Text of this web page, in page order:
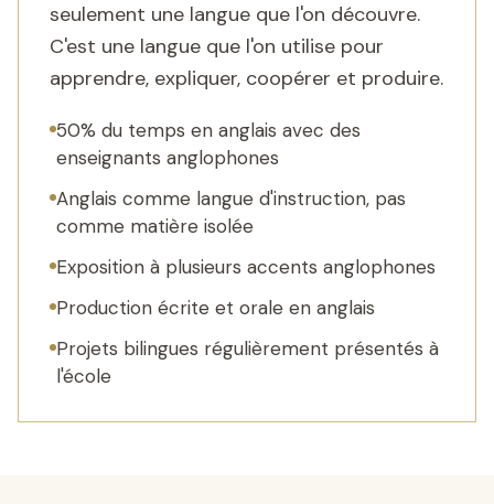
seulement une langue que l'on découvre.
C'est une langue que l'on utilise pour
apprendre, expliquer, coopérer et produire.
50% du temps en anglais avec des
enseignants anglophones
Anglais comme langue d'instruction, pas
comme matière isolée
Exposition à plusieurs accents anglophones
Production écrite et orale en anglais
Projets bilingues régulièrement présentés à
l'école